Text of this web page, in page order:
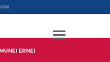
ERNEI